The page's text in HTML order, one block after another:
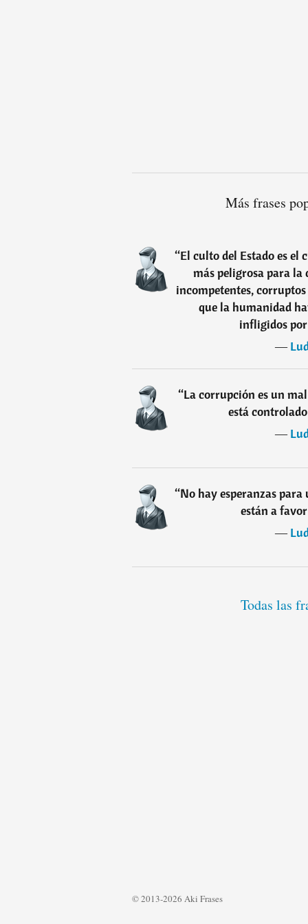
Más frases
“El culto del Estado es el
más peligrosa para
incompetentes,
que la humanidad
infligidos
―
“La corrupción es un
está
―
“No hay esperanzas
están a
―
Todas las
© 2013-2026 Aki Frases